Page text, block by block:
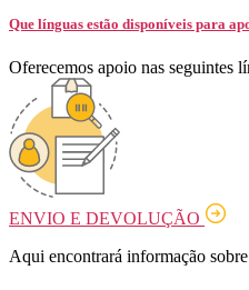
Que línguas estão disponíveis para
Oferecemos apoio nas seguintes
ENVIO E DEVOLUÇÃO
Aqui encontrará informação